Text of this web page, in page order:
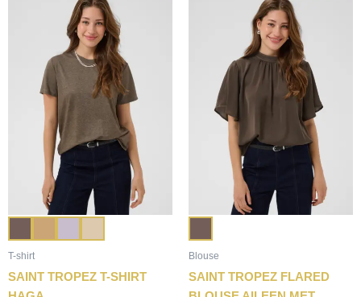
T-shirt
SAINT TROPEZ T-SHIRT
Blouse
SAINT TROPEZ FLARED